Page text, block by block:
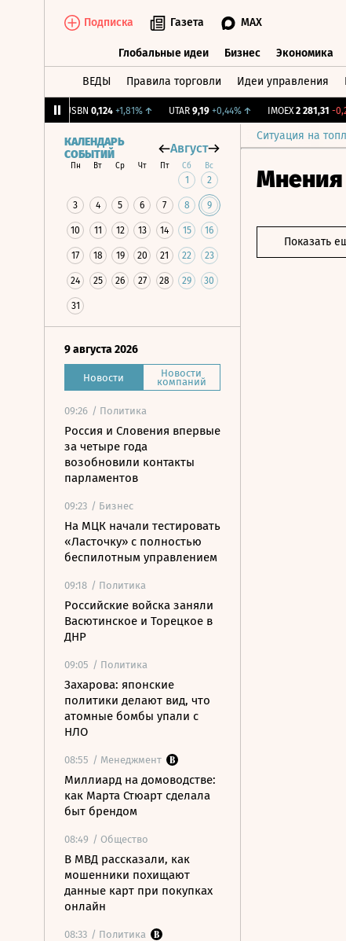
Подписка Газета MAX
Глобальные идеи Бизнес Экономика
ВЕДЫ Правила торговли Идеи управления
USBN 0,124 +1,81%↑ UTAR 9,19 +0,44%↑ IMOEX 2 281,31 -0,2%
Ситуация на
КАЛЕНДАРЬ
СОБЫТИЙ
Август
Пн Вт Ср Чт Пт Сб Вс
1 2
3 4 5 6 7 8 9
10 11 12 13 14 15 16
17 18 19 20 21 22 23
24 25 26 27 28 29 30
31
9 августа 2026
Новости Новости
компаний
09:26 / Политика
Россия и Словения впервые
за четыре года
возобновили контакты
парламентов
09:23 / Бизнес
На МЦК начали тестировать
«Ласточку» с полностью
беспилотным управлением
09:18 / Политика
Российские войска заняли
Васютинское и Торецкое в
ДНР
09:05 / Политика
Захарова: японские
политики делают вид, что
атомные бомбы упали с
НЛО
08:55 / Менеджмент
Миллиард на домоводстве:
как Марта Стюарт сделала
быт брендом
08:49 / Общество
В МВД рассказали, как
мошенники похищают
данные карт при покупках
онлайн
08:33 / Политика
Мнения
Показать